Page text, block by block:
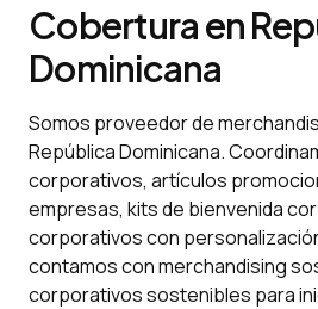
Cobertura en
Dominicana
Somos proveedor de
República Dominicana.
corporativos, artículos
empresas, kits de bienvenida
corporativos con
contamos con merchandising
corporativos sostenibles para